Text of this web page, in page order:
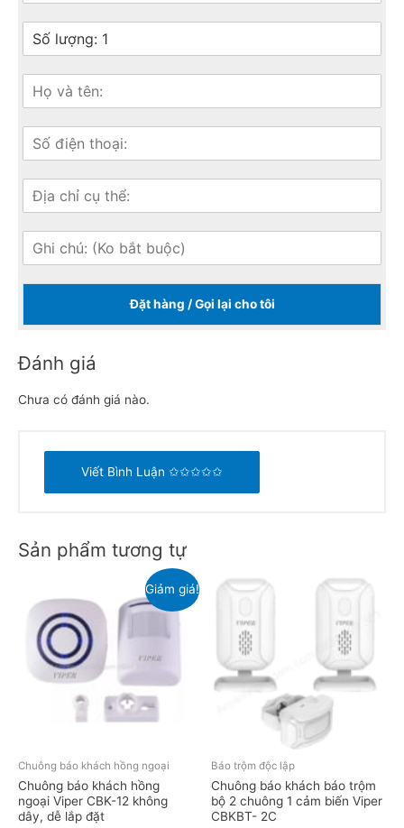
Đặt hàng / Gọi lại cho tôi
Đánh giá
Chưa có đánh giá nào.
Viết Bình Luận ✩✩✩✩✩
Sản phẩm tương tự
Giảm giá!
Chuông báo khách hồng ngoại
Chuông báo khách hồng
ngoại Viper CBK-12 không
dây, dễ lắp đặt
Báo trộm độc lập
Chuông báo khách báo trộm
bộ 2 chuông 1 cảm biến Viper
CBKBT- 2C